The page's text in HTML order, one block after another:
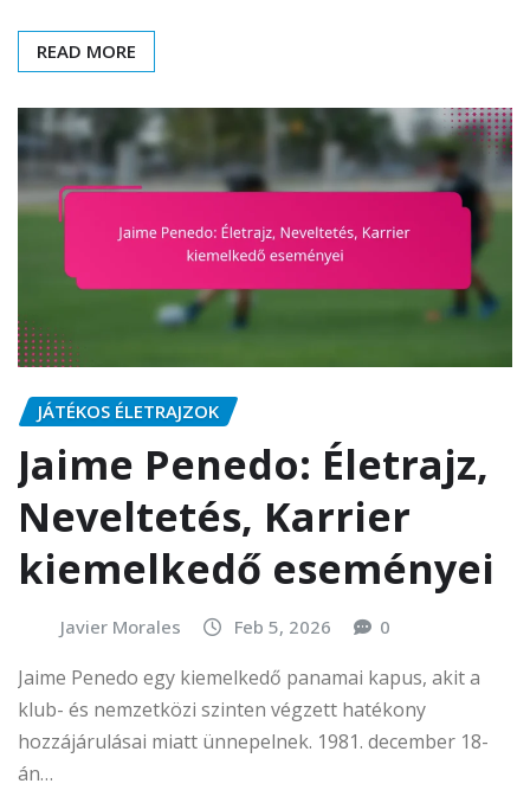
READ MORE
JÁTÉKOS ÉLETRAJZOK
Jaime Penedo: Életrajz,
Neveltetés, Karrier
kiemelkedő eseményei
Javier Morales Feb 5, 2026 0
Jaime Penedo egy kiemelkedő panamai kapus, akit a
klub- és nemzetközi szinten végzett hatékony
hozzájárulásai miatt ünnepelnek. 1981. december 18-
án…